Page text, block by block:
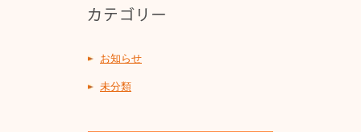
お知らせ
未分類